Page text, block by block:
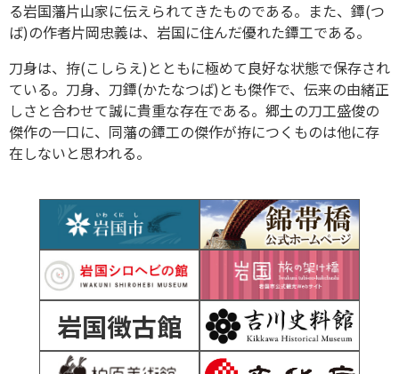
る岩国藩片山家に伝えられてきたものである。また、鐔(つ
ば)の作者片岡忠義は、岩国に住んだ優れた鐔工である。
刀身は、拵(こしらえ)とともに極めて良好な状態で保存され
ている。刀身、刀鐔(かたなつば)とも傑作で、伝来の由緒正
しさと合わせて誠に貴重な存在である。郷土の刀工盛俊の
傑作の一口に、同藩の鐔工の傑作が拵につくものは他に存
在しないと思われる。
岩国徴古館